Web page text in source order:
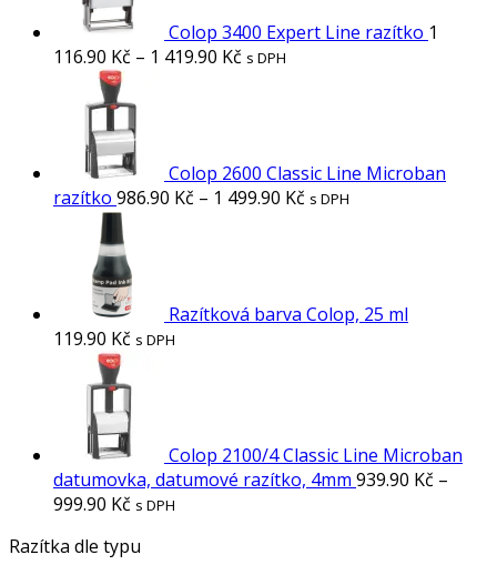
Colop 3400 Expert Line razítko 1
116.90 Kč – 1 419.90 Kč s DPH
Colop 2600 Classic Line Microban
razítko 986.90 Kč – 1 499.90 Kč s DPH
Razítková barva Colop, 25 ml
119.90 Kč s DPH
Colop 2100/4 Classic Line Microban
datumovka, datumové razítko, 4mm 939.90 Kč –
999.90 Kč s DPH
Razítka dle typu